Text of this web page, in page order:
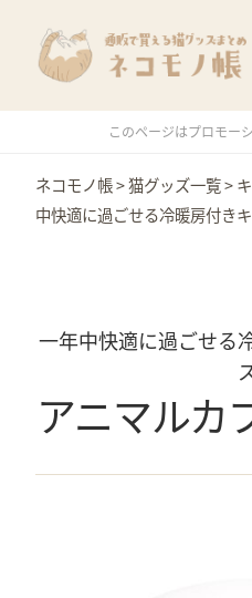
猫グッズ一覧
メーカー別
価格別
このページはプロモー
ネコモノ帳>猫グッズ一覧>
中快適に過ごせる冷暖房付き
一年中快適に過ごせる
アニマルカ